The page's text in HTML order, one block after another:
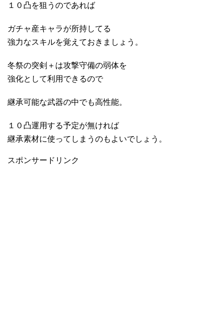
１０凸を狙うのであれば
ガチャ産キャラが所持してる
強力なスキルを覚えておきましょう。
冬祭の突剣＋は攻撃守備の弱体を
強化として利用できるので
継承可能な武器の中でも高性能。
１０凸運用する予定が無ければ
継承素材に使ってしまうのもよいでしょう。
スポンサードリンク